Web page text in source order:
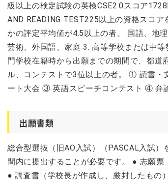
級以上の検定試験の英検CSE2.0スコア
AND READING TEST225以上の資格スコ
かの評定平均値が4.5以上の者。 国語、地
芸術、外国語、家庭 3. 高等学校または中
門学校在籍時から出願までの期間で、都道
ル、コンテストで3位以上の者。 ① 読書
ート大会 ③ 英語スピーチコンテスト ④ 弁
出願書類
総合型選抜（旧AO入試）（PASCAL入試
間内に提出することが必要です。 ● 志願
● 調査書（学校長が作成し、厳封したもの